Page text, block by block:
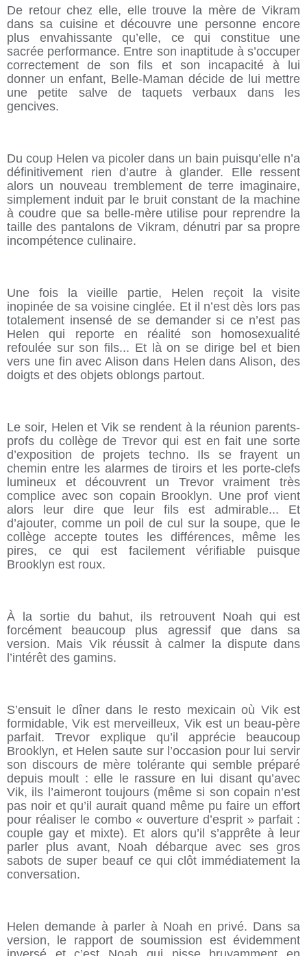
De retour chez elle, elle trouve la mère de Vikram
dans sa cuisine et découvre une personne encore
plus envahissante qu’elle, ce qui constitue une
sacrée performance. Entre son inaptitude à s’occuper
correctement de son fils et son incapacité à lui
donner un enfant, Belle-Maman décide de lui mettre
une petite salve de taquets verbaux dans les
gencives.
Du coup Helen va picoler dans un bain puisqu’elle n’a
définitivement rien d’autre à glander. Elle ressent
alors un nouveau tremblement de terre imaginaire,
simplement induit par le bruit constant de la machine
à coudre que sa belle-mère utilise pour reprendre la
taille des pantalons de Vikram, dénutri par sa propre
incompétence culinaire.
Une fois la vieille partie, Helen reçoit la visite
inopinée de sa voisine cinglée. Et il n’est dès lors pas
totalement insensé de se demander si ce n’est pas
Helen qui reporte en réalité son homosexualité
refoulée sur son fils... Et là on se dirige bel et bien
vers une fin avec Alison dans Helen dans Alison, des
doigts et des objets oblongs partout.
Le soir, Helen et Vik se rendent à la réunion parents-
profs du collège de Trevor qui est en fait une sorte
d’exposition de projets techno. Ils se frayent un
chemin entre les alarmes de tiroirs et les porte-clefs
lumineux et découvrent un Trevor vraiment très
complice avec son copain Brooklyn. Une prof vient
alors leur dire que leur fils est admirable... Et
d’ajouter, comme un poil de cul sur la soupe, que le
collège accepte toutes les différences, même les
pires, ce qui est facilement vérifiable puisque
Brooklyn est roux.
À la sortie du bahut, ils retrouvent Noah qui est
forcément beaucoup plus agressif que dans sa
version. Mais Vik réussit à calmer la dispute dans
l’intérêt des gamins.
S’ensuit le dîner dans le resto mexicain où Vik est
formidable, Vik est merveilleux, Vik est un beau-père
parfait. Trevor explique qu’il apprécie beaucoup
Brooklyn, et Helen saute sur l’occasion pour lui servir
son discours de mère tolérante qui semble préparé
depuis moult : elle le rassure en lui disant qu’avec
Vik, ils l’aimeront toujours (même si son copain n’est
pas noir et qu’il aurait quand même pu faire un effort
pour réaliser le combo « ouverture d’esprit » parfait :
couple gay et mixte). Et alors qu’il s’apprête à leur
parler plus avant, Noah débarque avec ses gros
sabots de super beauf ce qui clôt immédiatement la
conversation.
Helen demande à parler à Noah en privé. Dans sa
version, le rapport de soumission est évidemment